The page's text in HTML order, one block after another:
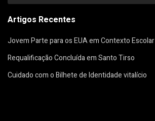
Artigos Recentes
Jovem Parte para os EUA em Contexto Escolar
Requalificação Concluída em Santo Tirso
Cuidado com o Bilhete de Identidade vitalício